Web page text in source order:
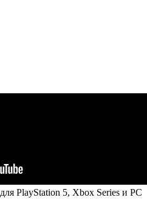
для PlayStation 5, Xbox Series и PC